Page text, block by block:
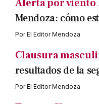
Alerta por viento
Mendoza: cómo
PorEl Editor Mendoza
Clausura
resultados de la
PorEl Editor Mendoza